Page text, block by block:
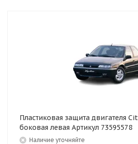
Пластиковая защита двигателя
боковая левая Артикул 73595578
Наличие уточняйте